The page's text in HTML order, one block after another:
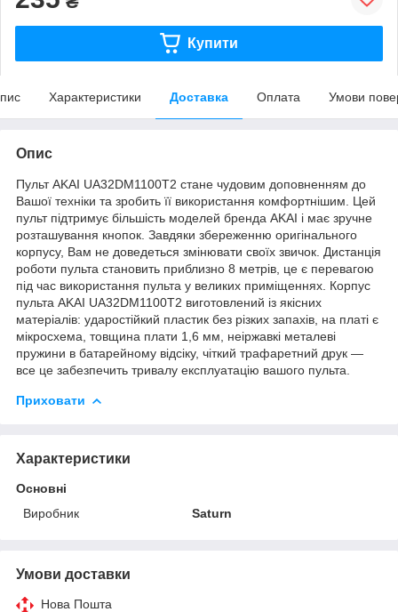
Купити
Характеристики Доставка Оплата Умови
Опис
Пульт AKAI UA32DM1100T2 стане чудовим доповненням до
Вашої техніки та зробить її використання комфортнішим. Цей
пульт підтримує більшість моделей бренда AKAI і має зручне
розташування кнопок. Завдяки збереженню оригінального
корпусу, Вам не доведеться змінювати своїх звичок. Дистанція
роботи пульта становить приблизно 8 метрів, це є перевагою
під час використання пульта у великих приміщеннях. Корпус
пульта AKAI UA32DM1100T2 виготовлений із якісних
матеріалів: ударостійкий пластик без різких запахів, на платі є
мікросхема, товщина плати 1,6 мм, неіржавкі металеві
пружини в батарейному відсіку, чіткий трафаретний друк —
все це забезпечить тривалу експлуатацію вашого пульта.
Приховати
Характеристики
Основні
Виробник
Saturn
Умови доставки
Нова Пошта